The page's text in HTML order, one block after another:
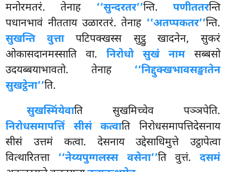
मनोरमतरं. तेनाह ‘‘सुन्दरतर’’न्ति. पणीततरन्ति
पधानभावं नीतताय उळारतरं. तेनाह ‘‘अतप्पकतर’’न्ति.
सुखन्ति वुत्तापटिपक्खस्स सुट्ठु खादनेन, सुकरं
ओकासदानमस्साति वा.निरोधो सुखं नामसब्बसो
उदयब्बयाभावतो. तेनाह ‘‘निद्दुक्खभावसङ्खातेन
सुखट्ठेना’’ति.
सुखस्मिंयेवाति सुखमिच्चेव पञ्ञपेति.
निरोधसमापत्तिं सीसं कत्वाति निरोधसमापत्तिदेसनाय
सीसं उत्तमं कत्वा. देसनाय उद्देसाधिमुत्ते उट्ठापेत्वा
वित्थारितत्ता ‘‘नेय्यपुग्गलस्स वसेना’’ति वुत्तं. दसमं